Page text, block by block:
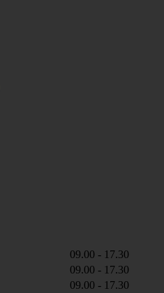
09.00 - 17.30
09.00 - 17.30
09.00 - 17.30